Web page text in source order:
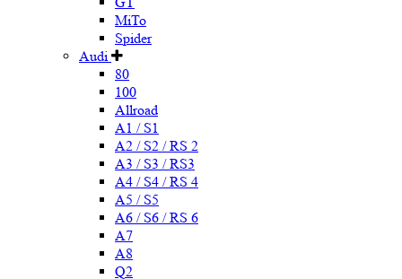
MiTo
Spider
Audi
80
100
Allroad
A1 / S1
A2 / S2 / RS 2
A3 / S3 / RS3
A4 / S4 / RS 4
A5 / S5
A6 / S6 / RS 6
A7
A8
Q2